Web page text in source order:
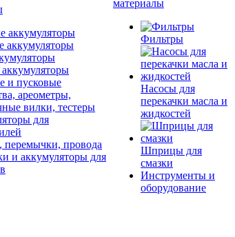
аккумуляторы
аккумуляторы
и пусковые
ареометры,
вилки, тестеры
для
провода
и аккумуляторы для
материалы
Фильтры
Насосы для
перекачки масла и
жидкостей
Шприцы для
смазки
Инструменты и
оборудование